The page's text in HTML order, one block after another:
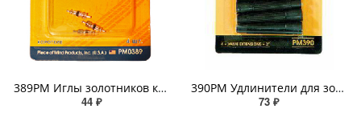
389РМ Иглы золотников короткие
44 ₽
390РМ Удлинители для золотников колес(5см)
73 ₽